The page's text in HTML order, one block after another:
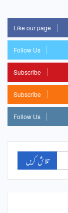
Like our page
Follow Us
Subscribe
Subscribe
Follow Us